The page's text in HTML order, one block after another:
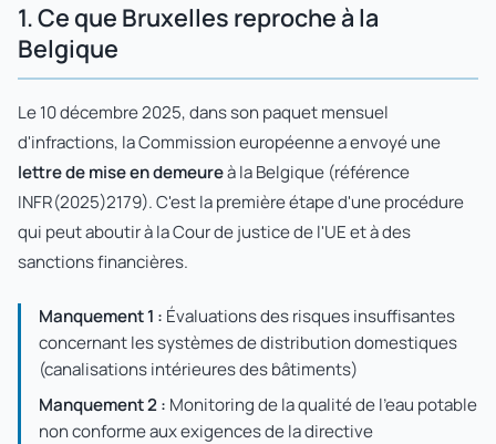
1. Ce que Bruxelles reproche à la
Belgique
Le 10 décembre 2025, dans son paquet mensuel
d'infractions, la Commission européenne a envoyé une
lettre de mise en demeureà la Belgique (référence
INFR(2025)2179). C'est la première étape d'une procédure
qui peut aboutir à la Cour de justice de l'UE et à des
sanctions financières.
Manquement 1 : Évaluations des risques insuffisantes
concernant les systèmes de distribution domestiques
(canalisations intérieures des bâtiments)
Manquement 2 : Monitoring de la qualité de l'eau potable
non conforme aux exigences de la directive